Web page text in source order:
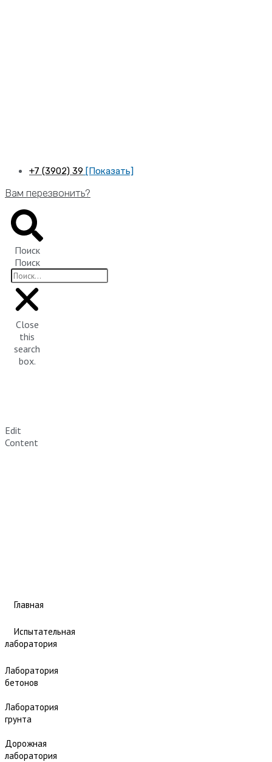
+7 (3902) 39 [Показать]
Вам перезвонить?
Поиск
Поиск
Close
this
search
box.
Edit
Content
Главная
Испытательная
лаборатория
Лаборатория
бетонов
Лаборатория
грунта
Дорожная
лаборатория